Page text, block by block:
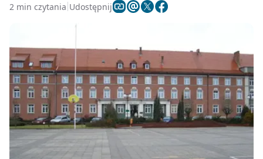
2 min czytania Udostępnij